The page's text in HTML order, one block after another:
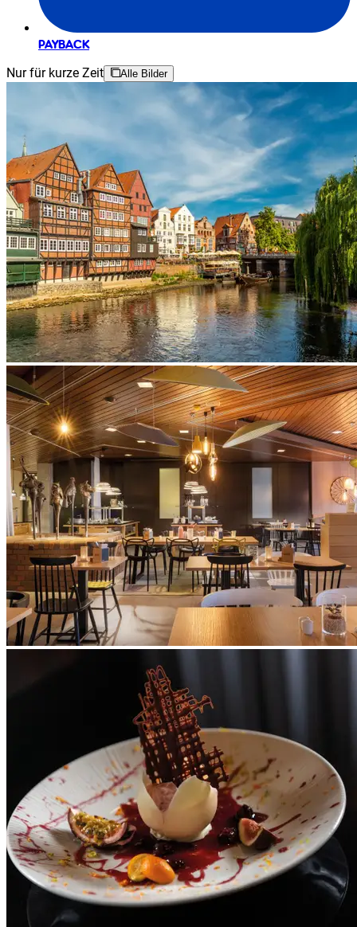
PAYBACK
Nur für kurze Zeit Alle Bilder